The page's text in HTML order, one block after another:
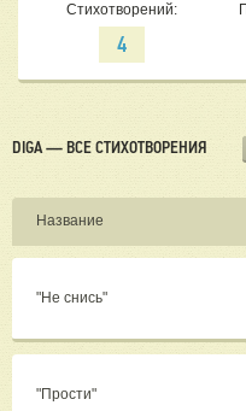
Стихотворений:
4
DIGA — ВСЕ СТИХОТВОРЕНИЯ
Название
"Не снись"
"Прости"